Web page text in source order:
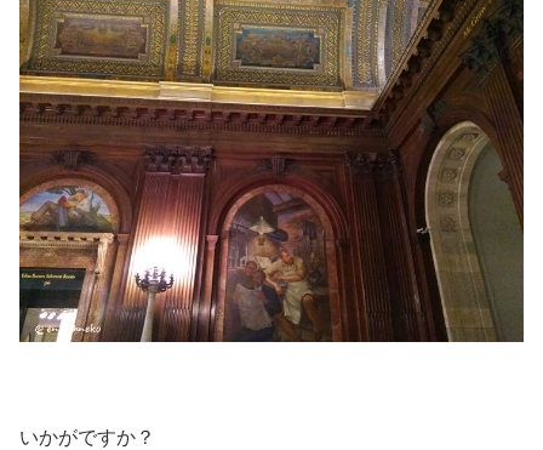
いかがですか？